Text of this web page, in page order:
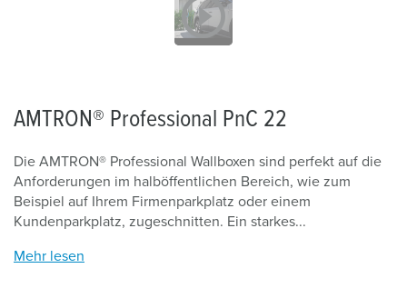
AMTRON® Professional PnC 22
Die AMTRON® Professional Wallboxen sind perfekt auf die
Anforderungen im halböffentlichen Bereich, wie zum
Beispiel auf Ihrem Firmenparkplatz oder einem
Kundenparkplatz, zugeschnitten. Ein starkes...
Mehr lesen